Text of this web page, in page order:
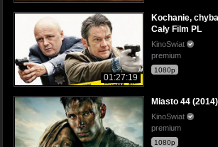
01:27:19
Kochanie,
Cały Film PL
KinoSwiat
premium
1080p
Miasto 44
KinoSwiat
premium
1080p